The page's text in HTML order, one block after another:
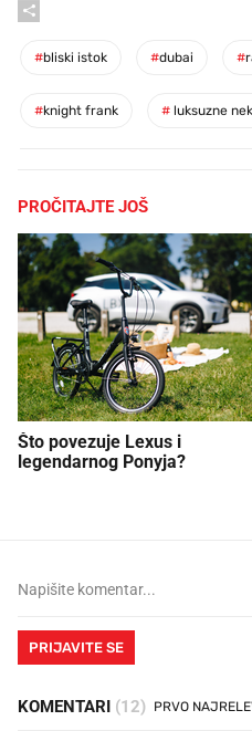
#bliski istok #dubai #
#knight frank # luksuzne
PROČITAJTE JOŠ
Što povezuje Lexus i
legendarnog Ponyja?
PRIJAVITE SE
KOMENTARI (12)